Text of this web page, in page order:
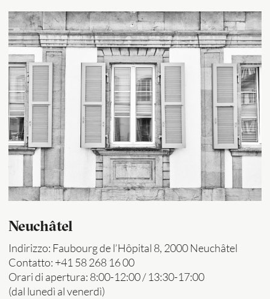
Neuchâtel
Indirizzo: Faubourg de l’Hôpital 8, 2000 Neuchâtel
Contatto: +41 58 268 16 00
Orari di apertura: 8:00-12:00 / 13:30-17:00
(dal lunedì al venerdì)